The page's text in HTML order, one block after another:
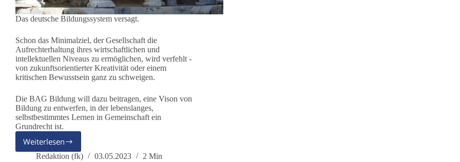
Das deutsche Bildungssystem versagt.
Schon das Minimalziel, der Gesellschaft die
Aufrechterhaltung ihres wirtschaftlichen und
intellektuellen Niveaus zu ermöglichen, wird verfehlt -
von zukunftsorientierter Kreativität oder einem
kritischen Bewusstsein ganz zu schweigen.
Die BAG Bildung will dazu beitragen, eine Vison von
Bildung zu entwerfen, in der lebenslanges,
selbstbestimmtes Lernen in Gemeinschaft ein
Grundrecht ist.
WeiterlesenBildungskollaps
–
Redaktion (fk) 03.05.2023 2 Min